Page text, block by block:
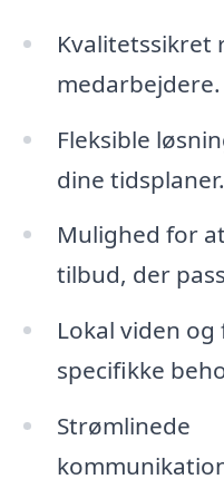
Kvalitetssikret
medarbejdere.
Fleksible
dine tidsplaner.
Mulighed for
tilbud, der
Lokal viden
specifikke
Strømlinede